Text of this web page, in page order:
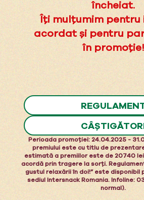
încheiat.
Îți mulțumim pentru
acordat și pentru
în promoție!
Perioada promoţiei: 24.04.2025 -
premiului este cu titlu de
estimată a premiilor este de 20740
acordă prin tragere la sorți.
gustul relaxării în doi!” este disponibil
sediul Intersnack Romania. Infoline:
normal).